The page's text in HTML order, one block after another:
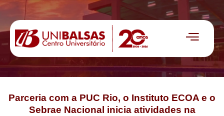
Parceria com a PUC Rio, o Instituto ECOA e o
Sebrae Nacional inicia atividades na